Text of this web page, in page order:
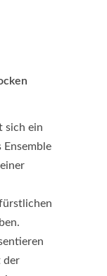
sich ein
Ensemble
der